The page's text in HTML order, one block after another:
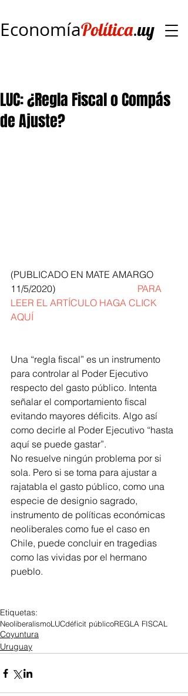
EconomíaPolítica.uy
LUC: ¿Regla Fiscal o Compás
de Ajuste?
(PUBLICADO EN MATE AMARGO
11/5/2020) PARA
LEER EL ARTÍCULO HAGA CLICK
AQUÍ
Una “regla fiscal” es un instrumento
para controlar al Poder Ejecutivo
respecto del gasto público. Intenta
señalar el comportamiento fiscal
evitando mayores déficits. Algo así
como decirle al Poder Ejecutivo “hasta
aquí se puede gastar”.
No resuelve ningún problema por si
sola. Pero si se toma para ajustar a
rajatabla el gasto público, como una
especie de designio sagrado,
instrumento de políticas económicas
neoliberales como fue el caso en
Chile, puede concluir en tragedias
como las vividas por el hermano
pueblo.
Etiquetas:
NeoliberalismoLUCdéficit públicoREGLA FISCAL
Coyuntura
Uruguay